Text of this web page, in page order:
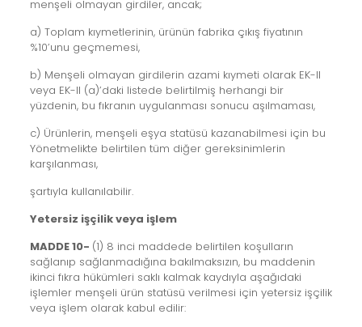
menşeli olmayan girdiler, ancak;
a) Toplam kıymetlerinin, ürünün fabrika çıkış fiyatının
%10’unu geçmemesi,
b) Menşeli olmayan girdilerin azami kıymeti olarak EK-II
veya EK-II (a)’daki listede belirtilmiş herhangi bir
yüzdenin, bu fıkranın uygulanması sonucu aşılmaması,
c) Ürünlerin, menşeli eşya statüsü kazanabilmesi için bu
Yönetmelikte belirtilen tüm diğer gereksinimlerin
karşılanması,
şartıyla kullanılabilir.
Yetersiz işçilik veya işlem
MADDE 10- (1) 8 inci maddede belirtilen koşulların
sağlanıp sağlanmadığına bakılmaksızın, bu maddenin
ikinci fıkra hükümleri saklı kalmak kaydıyla aşağıdaki
işlemler menşeli ürün statüsü verilmesi için yetersiz işçilik
veya işlem olarak kabul edilir: